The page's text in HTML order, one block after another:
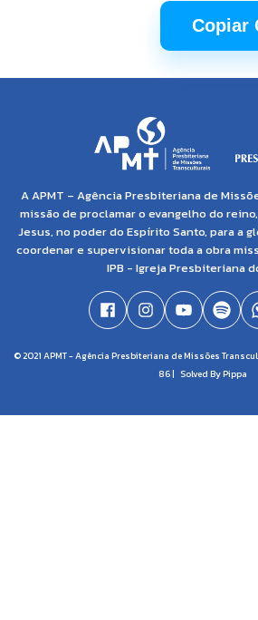
Copiar
A APMT – Agência Presbiteriana de
missão de proclamar o evangelho do
Jesus, no poder do Espírito Santo, para a
coordenar e supervisionar toda a obra
IPB - Igreja Presbiteriana
© 2021 APMT - Agência Presbiteriana de Missões
86 | Solved By Pippa